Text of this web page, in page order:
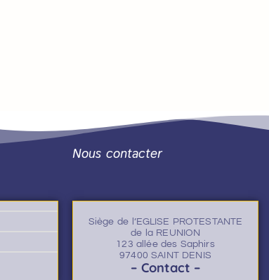
Nous contacter
Siège de l’EGLISE PROTESTANTE
de la REUNION
123 allée des Saphirs
97400 SAINT DENIS
– Contact –